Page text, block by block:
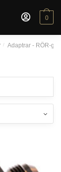
0
/ Adaptrar - RÖR-